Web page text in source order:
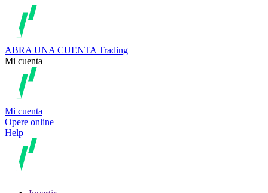
ABRA UNA CUENTA Trading
Mi cuenta
Mi cuenta
Opere online
Help